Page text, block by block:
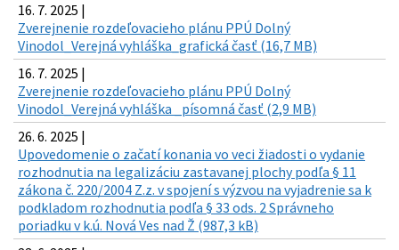
16. 7. 2025 |
Zverejnenie rozdeľovacieho plánu PPÚ Dolný
Vinodol_Verejná vyhláška_grafická časť (16,7 MB)
16. 7. 2025 |
Zverejnenie rozdeľovacieho plánu PPÚ Dolný
Vinodol_Verejná vyhláška _písomná časť (2,9 MB)
26. 6. 2025 |
Upovedomenie o začatí konania vo veci žiadosti o vydanie
rozhodnutia na legalizáciu zastavanej plochy podľa § 11
zákona č. 220/2004 Z.z. v spojení s výzvou na vyjadrenie sa k
podkladom rozhodnutia podľa § 33 ods. 2 Správneho
poriadku v k.ú. Nová Ves nad Ž (987,3 kB)